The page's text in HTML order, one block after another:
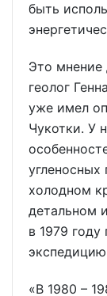
быть
Это мнение
геолог
уже имел
Чукотки. У
холодном
детальном
в 1979
«В 1980 –